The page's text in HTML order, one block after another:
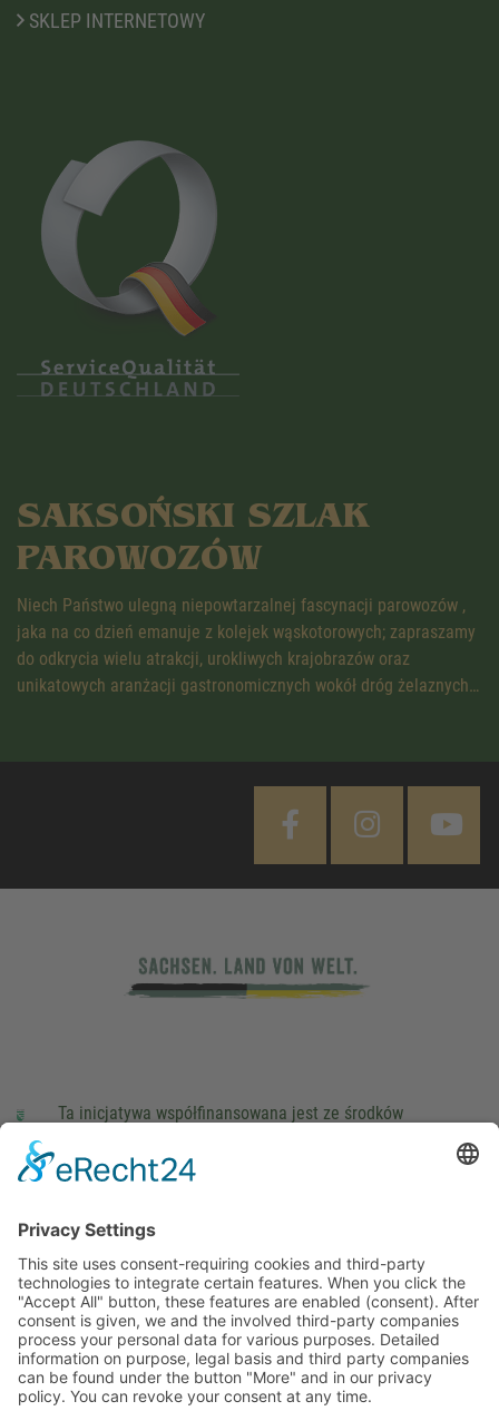
SKLEP INTERNETOWY
SAKSOŃSKI SZLAK
PAROWOZÓW
Niech Państwo ulegną niepowtarzalnej fascynacji parowozów ,
jaka na co dzień emanuje z kolejek wąskotorowych; zapraszamy
do odkrycia wielu atrakcji, urokliwych krajobrazów oraz
unikatowych aranżacji gastronomicznych wokół dróg żelaznych…
Ta inicjatywa współfinansowana jest ze środków
parlamentarzystów Landtagu Saksońskiego budżetu.
stopka redakcyjna
This site uses consent-requiring cookies and third-party
technologies to integrate certain features. When you click the
"Accept All" button, these features are enabled (consent).
After consent is given, we and the involved third-party
companies process your personal data for various purposes.